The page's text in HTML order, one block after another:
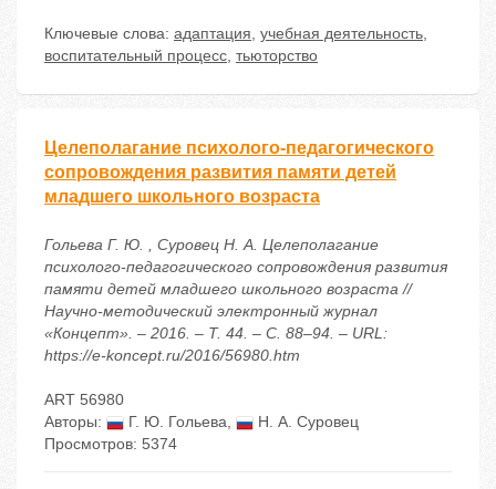
Ключевые слова: адаптация, учебная деятельность,
воспитательный процесс, тьюторство
Целеполагание психолого-педагогического
сопровождения развития памяти детей
младшего школьного возраста
Гольева Г. Ю. , Суровец Н. А. Целеполагание
психолого-педагогического сопровождения развития
памяти детей младшего школьного возраста //
Научно-методический электронный журнал
«Концепт». – 2016. – Т. 44. – С. 88–94. – URL:
https://e-koncept.ru/2016/56980.htm
ART 56980
Авторы:
Г. Ю. Гольева,
Н. А. Суровец
Просмотров: 5374